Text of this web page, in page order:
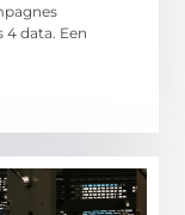
4 data. Een